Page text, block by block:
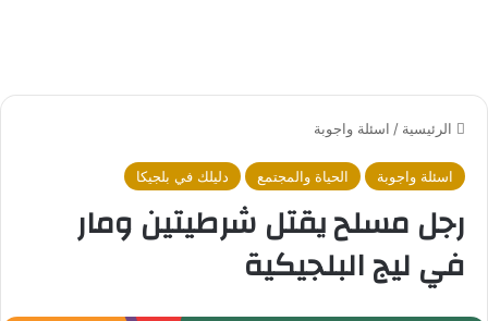
الرئيسية / اسئلة واجوبة
اسئلة واجوبة الحياة والمجتمع دليلك في بلجيكا
رجل مسلح يقتل شرطيتين ومار
في ليج البلجيكية